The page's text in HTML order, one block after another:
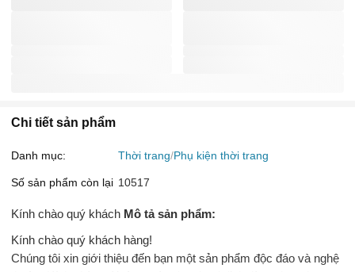
Chi tiết sản phẩm
Danh mục: Thời trang Phụ kiện thời trang
Số sản phẩm còn lại 10517
Kính chào quý khách Mô tả sản phẩm:
Kính chào quý khách hàng!
Chúng tôi xin giới thiệu đến bạn một sản phẩm độc đáo và nghệ